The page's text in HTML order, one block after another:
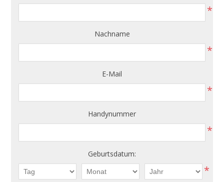
*
Nachname
*
E-Mail
*
Handynummer
*
Geburtsdatum:
*